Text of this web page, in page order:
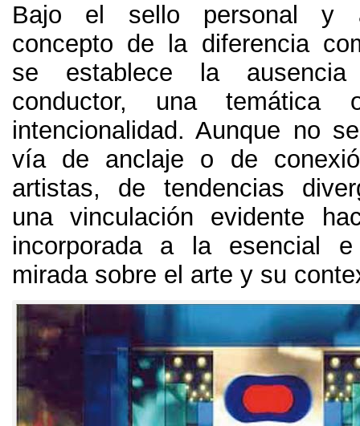
Bajo el sello personal y
concepto de la diferencia
se establece la
conductor, una temática
intencionalidad.Aunque no
vía de anclaje o de
artistas, de tendencias
una vinculación evidente
incorporada a la esencial e
mirada sobre el arte y su